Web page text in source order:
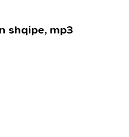
shqipe, mp3